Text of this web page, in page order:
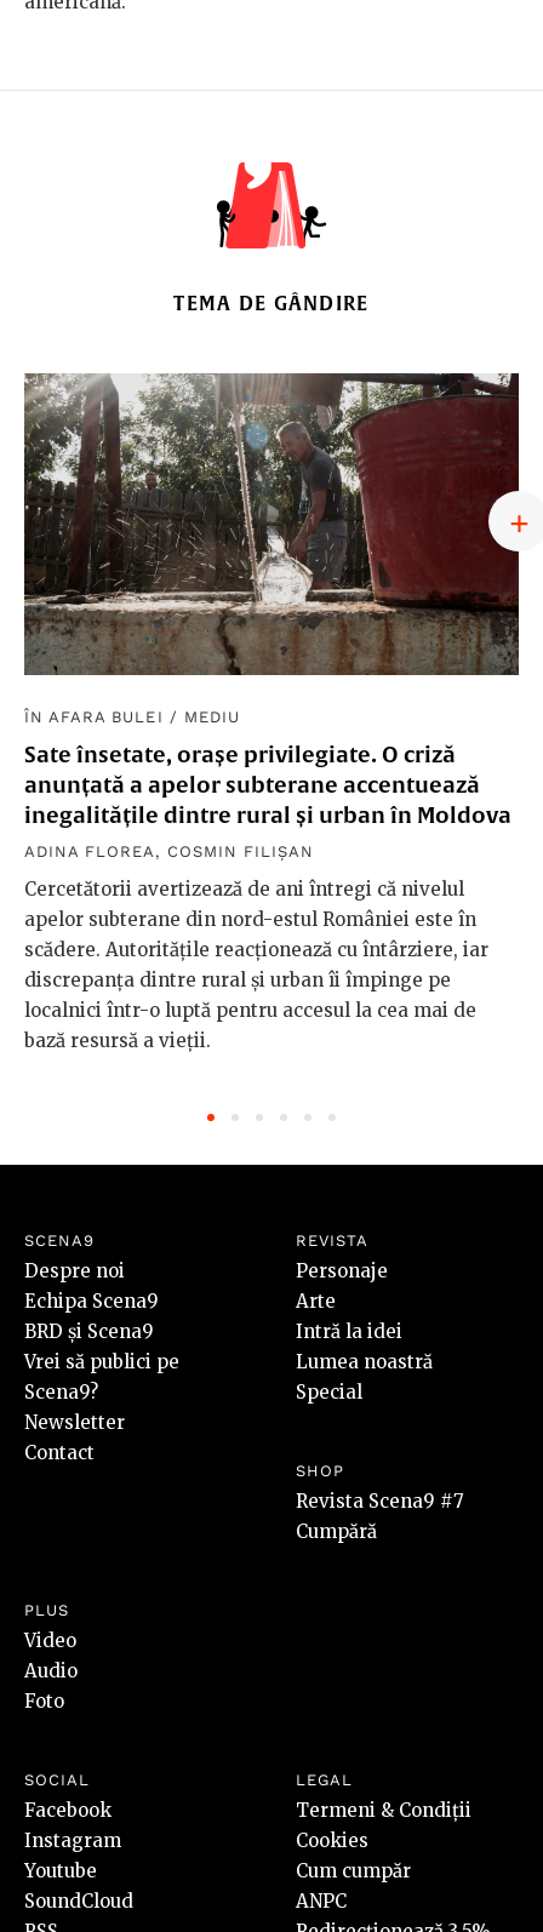
TEMA DE GÂNDIRE
ÎN AFARA BULEI / MEDIU
Sate însetate, orașe privilegiate. O criză
anunțată a apelor subterane accentuează
inegalitățile dintre rural și urban în Moldova
ADINA FLOREA , COSMIN FILIȘAN
Cercetătorii avertizează de ani întregi că nivelul
apelor subterane din nord-estul României este în
scădere. Autoritățile reacționează cu întârziere, iar
discrepanța dintre rural și urban îi împinge pe
localnici într-o luptă pentru accesul la cea mai de
bază resursă a vieții.
SCENA9
Despre noi
Echipa Scena9
BRD și Scena9
Vrei să publici pe
Scena9?
Newsletter
Contact
REVISTA
Personaje
Arte
Intră la idei
Lumea noastră
Special
SHOP
Revista Scena9 #7
Cumpără
PLUS
Video
Audio
Foto
SOCIAL
Facebook
Instagram
Youtube
SoundCloud
LEGAL
Termeni & Condiții
Cookies
Cum cumpăr
ANPC